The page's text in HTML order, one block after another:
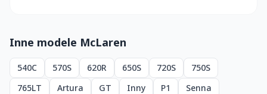
Inne modele McLaren
540C 570S 620R 650S 720S
750S
765LT
Artura GT Inny P1 Senna